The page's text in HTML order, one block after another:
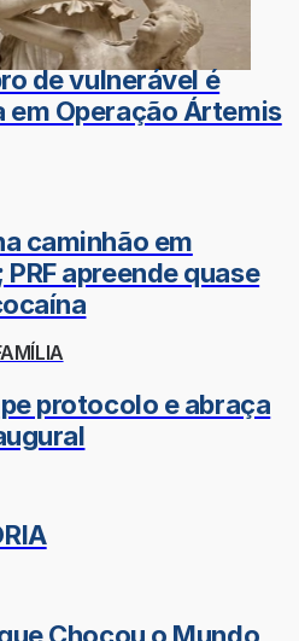
de vulnerável é
em Operação Ártemis
caminhão em
apreende quase
protocolo e abraça
Chocou o Mundo